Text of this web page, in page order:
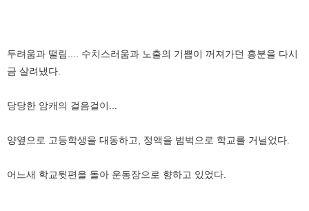
두려움과 떨림.... 수치스러움과 노출의 기쁨이 꺼져가던 흥분을 다시
금 살려냈다.
당당한 암캐의 걸음걸이...
양옆으로 고등학생을 대동하고, 정액을 범벅으로 학교를 거닐었다.
어느새 학교뒷편을 돌아 운동장으로 향하고 있었다.